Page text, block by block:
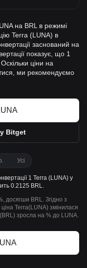
на BRL в режимі
Terra (LUNA) в
заснований на
показує, що 1
ціни на
ми рекомендуємо
Bitget
Усі
1 Terra (LUNA) у
0.2125 BRL.
досягши BRL. Згідно з
ціна Terra(LUNA) змінилася
зросла на % до LUNA.